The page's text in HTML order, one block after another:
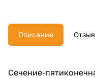
Описание
Сечение-